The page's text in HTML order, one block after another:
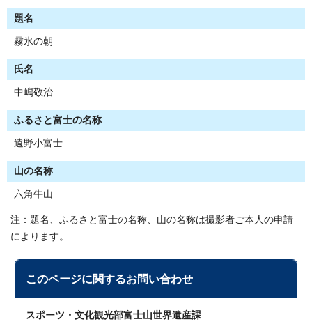
題名
霧氷の朝
氏名
中嶋敬治
ふるさと富士の名称
遠野小富士
山の名称
六角牛山
注：題名、ふるさと富士の名称、山の名称は撮影者ご本人の申請
によります。
このページに関するお問い合わせ
スポーツ・文化観光部富士山世界遺産課